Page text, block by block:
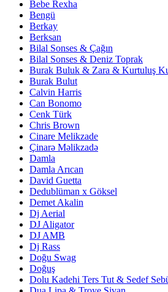
Bebe Rexha
Bengü
Berkay
Berksan
Bilal Sonses & Çağın
Bilal Sonses & Deniz Toprak
Burak Buluk & Zara & Kurtuluş
Burak Bulut
Calvin Harris
Can Bonomo
Cenk Türk
Chris Brown
Cinare Melikzade
Çinarə Məlikzadə
Damla
Damla Arıcan
David Guetta
Dedublüman x Göksel
Demet Akalin
Dj Aerial
DJ Aligator
DJ AMB
Dj Rass
Doğu Swag
Doğuş
Dolu Kadehi Ters Tut & Sedef